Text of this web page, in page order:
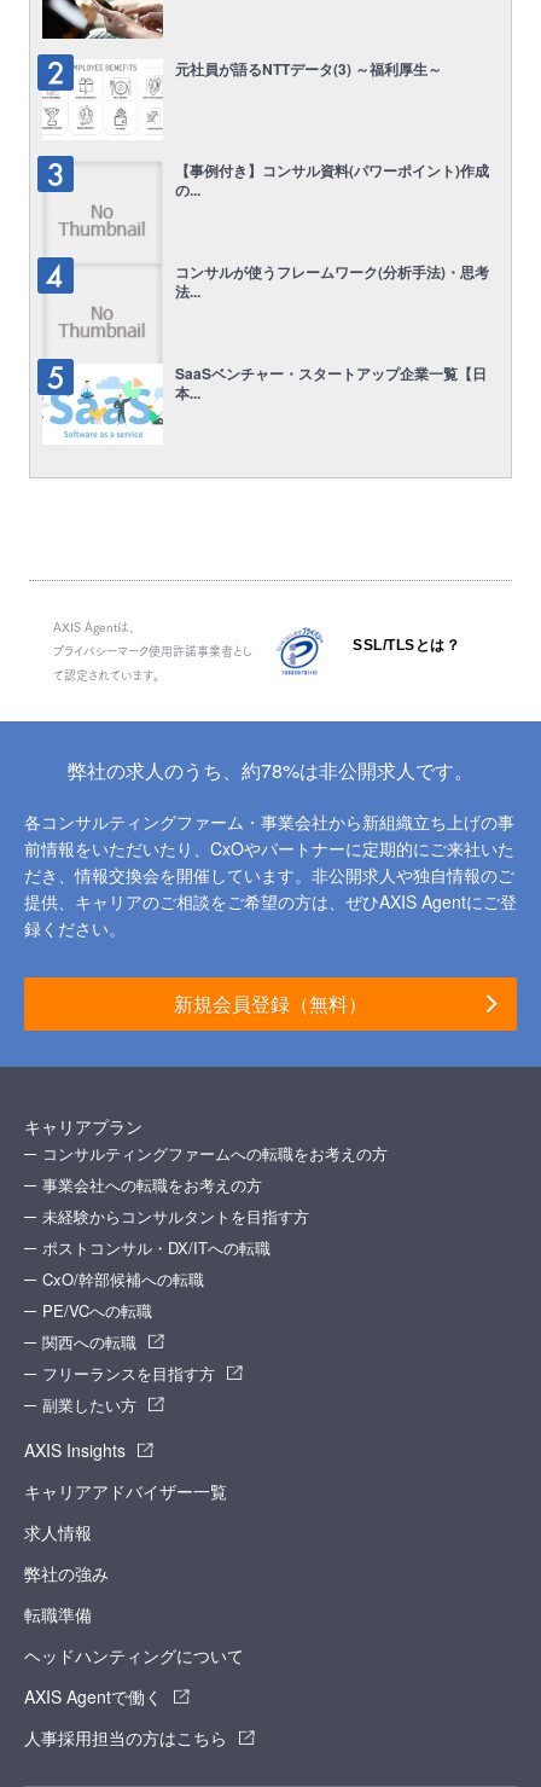
元社員が語るNTTデータ(3) ～福利厚生～
【事例付き】コンサル資料(パワーポイント)作成
の...
コンサルが使うフレームワーク(分析手法)・思考
法...
SaaSベンチャー・スタートアップ企業一覧【日
本...
AXIS Agentは、
プライバシーマーク使用許諾事業者とし
て認定されています。
SSL/TLSとは？
弊社の求人のうち、約78%は非公開求人です。
各コンサルティングファーム・事業会社から新組織立ち上げの事
前情報をいただいたり、 CxOやパートナーに定期的にご来社いた
だき、情報交換会を開催しています。 非公開求人や独自情報のご
提供、キャリアのご相談をご希望の方は、ぜひAXIS Agentにご登
録ください。
新規会員登録（無料）
キャリアプラン
コンサルティングファームへの転職をお考えの方
事業会社への転職をお考えの方
未経験からコンサルタントを目指す方
ポストコンサル・DX/ITへの転職
CxO/幹部候補への転職
PE/VCへの転職
関西への転職
フリーランスを目指す方
副業したい方
AXIS Insights
キャリアアドバイザー一覧
求人情報
弊社の強み
転職準備
ヘッドハンティングについて
AXIS Agentで働く
人事採用担当の方はこちら